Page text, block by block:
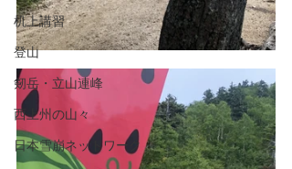
机上講習
登山
剱岳・立山連峰
西上州の山々
日本雪崩ネットワーク